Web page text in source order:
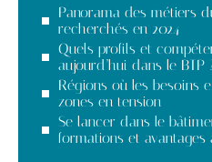
Panorama des métiers
recherchés en 2024
Quels profils et
aujourd’hui dans le BTP
Régions où les besoins
zones en tension
Se lancer dans le
formations et avantages